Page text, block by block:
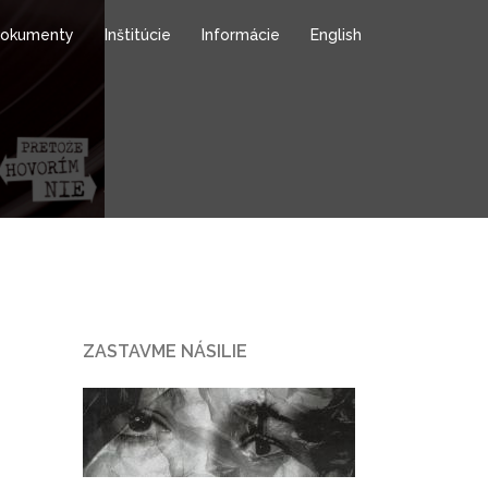
Inštitúcie Informácie English
ZASTAVME NÁSILIE